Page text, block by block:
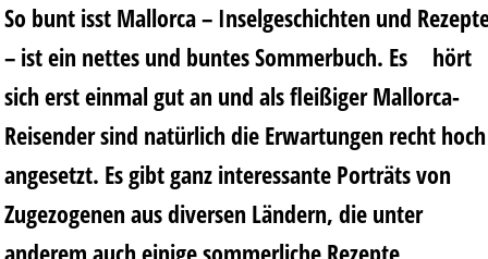
So bunt isst Mallorca – Inselgeschichten und
– ist ein nettes und buntes Sommerbuch. Es hört
sich erst einmal gut an und als fleißiger Mallorca-
Reisender sind natürlich die Erwartungen recht hoch
angesetzt. Es gibt ganz interessante Porträts von
Zugezogenen aus diversen Ländern, die unter